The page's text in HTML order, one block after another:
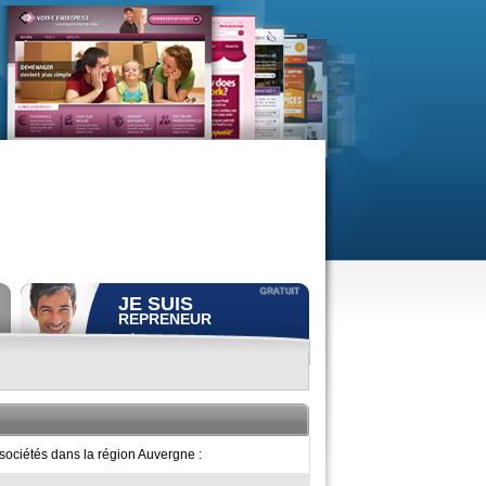
JE SUIS
REPRENEUR
Déposer gratuitementune
ACCÈS REPRENEUR
dans la région Auvergne :